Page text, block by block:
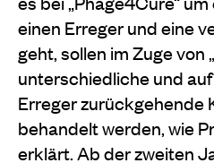
einen Erreger und eine
geht, sollen im Zuge von „
unterschiedliche und
Erreger zurückgehende
behandelt werden, wie
erklärt. Ab der zweiten